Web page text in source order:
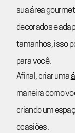
sua área
decorados e
tamanhos, isso
para você.
Afinal, criar uma
maneira como
criando um
ocasiões.